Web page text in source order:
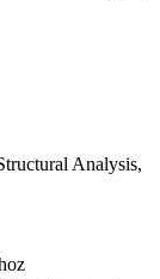
Analysis,